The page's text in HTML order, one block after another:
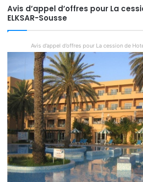
Avis d’appel d’offres pour La
ELKSAR-Sousse
Avis d’appel d’offres pour La cession de